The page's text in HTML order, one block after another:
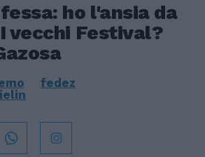
ho l'ansia da
vecchi Festival?
fedez